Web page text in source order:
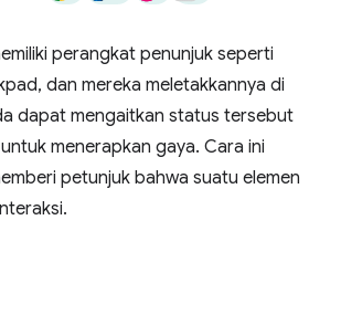
perangkat penunjuk seperti
dan mereka meletakkannya di
dapat mengaitkan status tersebut
untuk menerapkan gaya. Cara ini
petunjuk bahwa suatu elemen